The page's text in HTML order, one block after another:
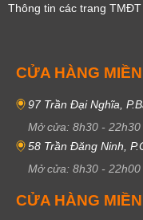
Thông tin các trang TMĐT
CỬA HÀNG
97 Trần Đại Nghĩa,
Mở cửa: 8h30 - 22h30
58 Trần Đăng Ninh,
Mở cửa: 8h30 - 22h00
CỬA HÀNG